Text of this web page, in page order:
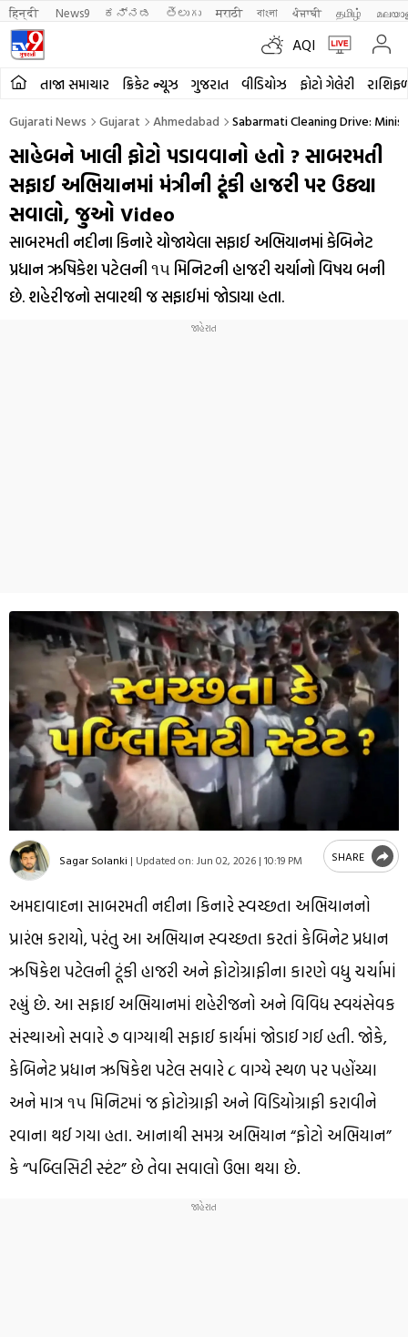
हिन्दी News9 ಕನ್ನಡ తెలుగు मराठी বাংলা ਪੰਜਾਬੀ தமிழ்
AQI
તાજા સમાચાર ક્રિકેટ ન્યૂઝ ગુજરાત વીડિયોઝ ફોટો ગેલેરી
Gujarati News Gujarat Ahmedabad Sabarmati Cleaning Drive:
સાહેબને ખાલી ફોટો પડાવવાનો હતો ? સાબરમતી
સફાઈ અભિયાનમાં મંત્રીની ટૂંકી હાજરી પર ઉઠ્યા
સવાલો, જુઓ Video
સાબરમતી નદીના કિનારે યોજાયેલા સફાઈ અભિયાનમાં કેબિનેટ
પ્રધાન ઋષિકેશ પટેલની ૧૫ મિનિટની હાજરી ચર્ચાનો વિષય બની
છે. શહેરીજનો સવારથી જ સફાઈમાં જોડાયા હતા.
Sagar Solanki | Updated on: Jun 02, 2026 | 10:19 PM SHARE
અમદાવાદના સાબરમતી નદીના કિનારે સ્વચ્છતા અભિયાનનો
પ્રારંભ કરાયો, પરંતુ આ અભિયાન સ્વચ્છતા કરતાં કેબિનેટ પ્રધાન
ઋષિકેશ પટેલની ટૂંકી હાજરી અને ફોટોગ્રાફીના કારણે વધુ ચર્ચામાં
રહ્યું છે. આ સફાઈ અભિયાનમાં શહેરીજનો અને વિવિધ સ્વયંસેવક
સંસ્થાઓ સવારે ૭ વાગ્યાથી સફાઈ કાર્યમાં જોડાઈ ગઈ હતી. જોકે,
કેબિનેટ પ્રધાન ઋષિકેશ પટેલ સવારે ૮ વાગ્યે સ્થળ પર પહોંચ્યા
અને માત્ર ૧૫ મિનિટમાં જ ફોટોગ્રાફી અને વિડિયોગ્રાફી કરાવીને
રવાના થઈ ગયા હતા. આનાથી સમગ્ર અભિયાન “ફોટો અભિયાન”
કે “પબ્લિસિટી સ્ટંટ” છે તેવા સવાલો ઉભા થયા છે.